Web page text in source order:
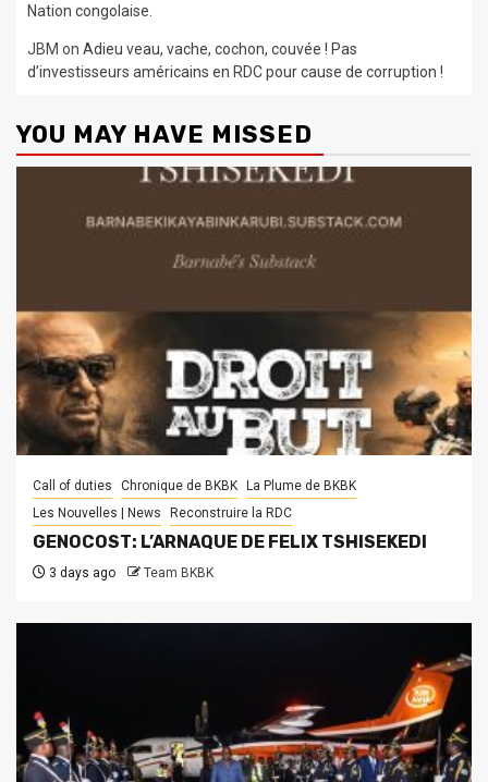
Nation congolaise.
JBM on Adieu veau, vache, cochon, couvée ! Pas
d’investisseurs américains en RDC pour cause de corruption !
YOU MAY HAVE MISSED
Call of duties Chronique de BKBK
La Plume de BKBK
Les Nouvelles | News
Reconstruire la RDC
GENOCOST: L’ARNAQUE DE FELIX TSHISEKEDI
3 days ago Team BKBK